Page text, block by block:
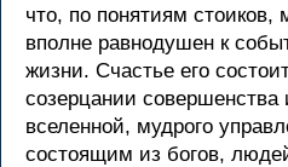
что, по понятиям
вполне равнодушен к
жизни. Счастье его
созерцании совершенства
вселенной, мудрого
состоящим из богов,